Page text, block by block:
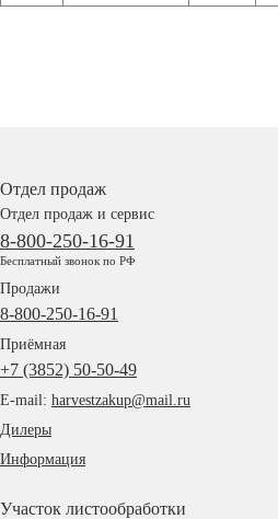
Отдел продаж
Отдел продаж и сервис
8-800-250-16-91
Бесплатный звонок по РФ
Продажи
8-800-250-16-91
Приёмная
+7 (3852) 50-50-49
E-mail: harvestzakup@mail.ru
Дилеры
Информация
Участок листообработки